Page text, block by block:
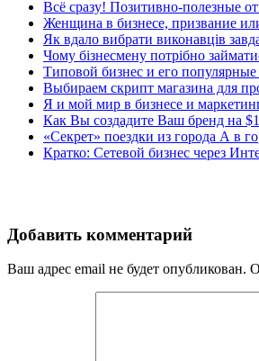
Всё сразу! Позитивно-полезные
Женщина в бизнесе, призвание
Як вдало вибрати виконавців
Чому бізнесмену потрібно
Типовой бизнес и его популярные
Выбираем скрипт магазина для
Я и мой мир в бизнесе и
Как Вы создадите Ваш бренд на $1
«Секрет» поездки из города А в
Кратко: Сетевой бизнес через
Добавить комментарий
Ваш адрес email не будет опубликован.